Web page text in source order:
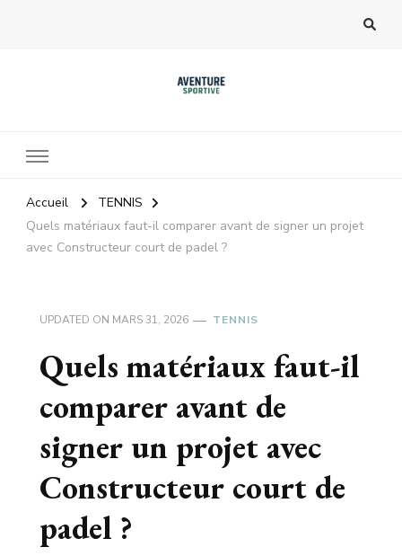
Accueil
TENNIS
Quels matériaux faut-il comparer avant de signer un projet
avec Constructeur court de padel ?
UPDATED ON MARS 31, 2026 TENNIS
Quels matériaux faut-il
comparer avant de
signer un projet avec
Constructeur court de
padel ?